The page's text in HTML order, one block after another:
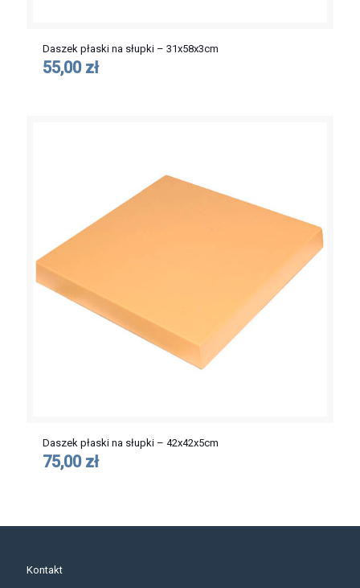
Daszek płaski na słupki – 31x58x3cm
55,00 zł
Daszek płaski na słupki – 42x42x5cm
75,00 zł
Kontakt